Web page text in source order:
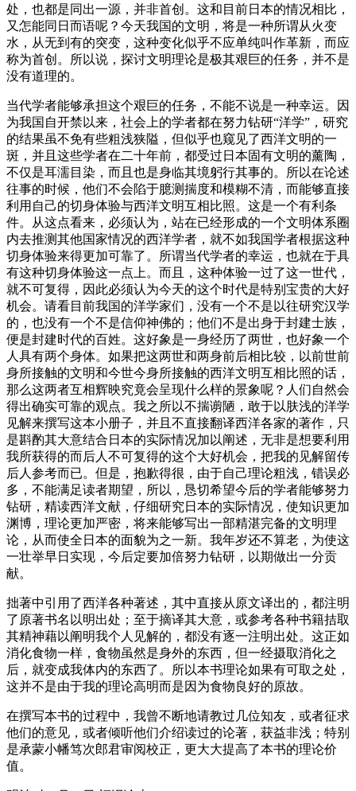
处，也都是同出一源，并非首创。这和目前日本的情况相比，
又怎能同日而语呢？今天我国的文明，将是一种所谓从火变
水，从无到有的突变，这种变化似乎不应单纯叫作革新，而应
称为首创。所以说，探讨文明理论是极其艰巨的任务，并不是
没有道理的。
当代学者能够承担这个艰巨的任务，不能不说是一种幸运。因
为我国自开禁以来，社会上的学者都在努力钻研“洋学”，研究
的结果虽不免有些粗浅狭隘，但似乎也窥见了西洋文明的一
斑，并且这些学者在二十年前，都受过日本固有文明的薰陶，
不仅是耳濡目染，而且也是身临其境躬行其事的。所以在论述
往事的时候，他们不会陷于臆测揣度和模糊不清，而能够直接
利用自己的切身体验与西洋文明互相比照。这是一个有利条
件。从这点看来，必须认为，站在已经形成的一个文明体系圈
内去推测其他国家情况的西洋学者，就不如我国学者根据这种
切身体验来得更加可靠了。所谓当代学者的幸运，也就在于具
有这种切身体验这一点上。而且，这种体验一过了这一世代，
就不可复得，因此必须认为今天的这个时代是特别宝贵的大好
机会。请看目前我国的洋学家们，没有一个不是以往研究汉学
的，也没有一个不是信仰神佛的；他们不是出身于封建士族，
便是封建时代的百姓。这好象是一身经历了两世，也好象一个
人具有两个身体。如果把这两世和两身前后相比较，以前世前
身所接触的文明和今世今身所接触的西洋文明互相比照的话，
那么这两者互相辉映究竟会呈现什么样的景象呢？人们自然会
得出确实可靠的观点。我之所以不揣谫陋，敢于以肤浅的洋学
见解来撰写这本小册子，并且不直接翻译西洋各家的著作，只
是斟酌其大意结合日本的实际情况加以阐述，无非是想要利用
我所获得的而后人不可复得的这个大好机会，把我的见解留传
后人参考而已。但是，抱歉得很，由于自己理论粗浅，错误必
多，不能满足读者期望，所以，恳切希望今后的学者能够努力
钻研，精读西洋文献，仔细研究日本的实际情况，使知识更加
渊博，理论更加严密，将来能够写出一部精湛完备的文明理
论，从而使全日本的面貌为之一新。我年岁还不算老，为使这
一壮举早日实现，今后定要加倍努力钻研，以期做出一分贡
献。
拙著中引用了西洋各种著述，其中直接从原文译出的，都注明
了原著书名以明出处；至于摘译其大意，或参考各种书籍拮取
其精神藉以阐明我个人见解的，都没有逐一注明出处。这正如
消化食物一样，食物虽然是身外的东西，但一经摄取消化之
后，就变成我体内的东西了。所以本书理论如果有可取之处，
这并不是由于我的理论高明而是因为食物良好的原故。
在撰写本书的过程中，我曾不断地请教过几位知友，或者征求
他们的意见，或者倾听他们介绍读过的论著，获益非浅；特别
是承蒙小幡笃次郎君审阅校正，更大大提高了本书的理论价
值。